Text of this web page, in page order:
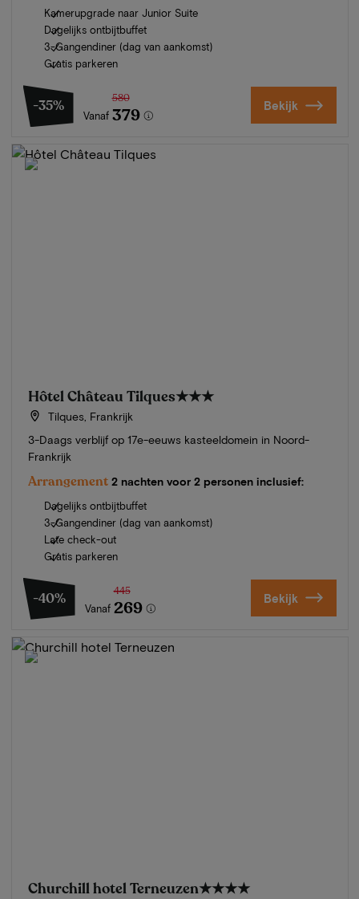
Kamerupgrade naar Junior Suite
Dagelijks ontbijtbuffet
3-Gangendiner (dag van aankomst)
Gratis parkeren
-35%
Vanaf
580
379 Bekijk
Hôtel Château Tilques★★★
Tilques, Frankrijk
3-Daags verblijf op 17e-eeuws kasteeldomein in Noord-
Frankrijk
Arrangement 2 nachten voor 2 personen inclusief:
Dagelijks ontbijtbuffet
3-Gangendiner (dag van aankomst)
Late check-out
Gratis parkeren
-40%
Vanaf
445
269 Bekijk
Churchill hotel Terneuzen★★★★